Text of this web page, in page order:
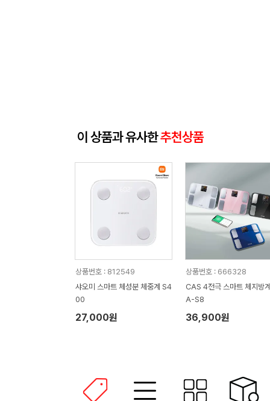
이 상품과 유사한추천상품
상품번호 : 812549
샤오미 스마트 체성분 체중계 S4
00
27,000원
상품번호 : 666328
CAS 4전극 스마트 체지방
A-S8
36,900원